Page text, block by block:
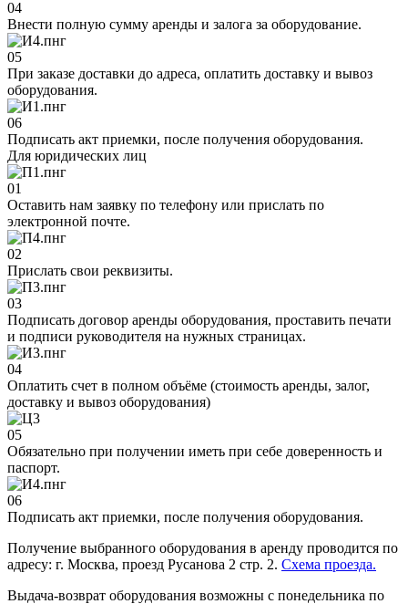
04
Внести полную сумму аренды и залога за оборудование.
05
При заказе доставки до адреса, оплатить доставку и вывоз
оборудования.
06
Подписать акт приемки, после получения оборудования.
Для юридических лиц
01
Оставить нам заявку по телефону или прислать по
электронной почте.
02
Прислать свои реквизиты.
03
Подписать договор аренды оборудования, проставить печати
и подписи руководителя на нужных страницах.
04
Оплатить счет в полном объёме (стоимость аренды, залог,
доставку и вывоз оборудования)
05
Обязательно при получении иметь при себе доверенность и
паспорт.
06
Подписать акт приемки, после получения оборудования.
Получение выбранного оборудования в аренду проводится по
адресу: г. Москва, проезд Русанова 2 стр. 2. Схема проезда.
Выдача-возврат оборудования возможны с понедельника по